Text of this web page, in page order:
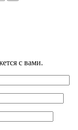
с вами.